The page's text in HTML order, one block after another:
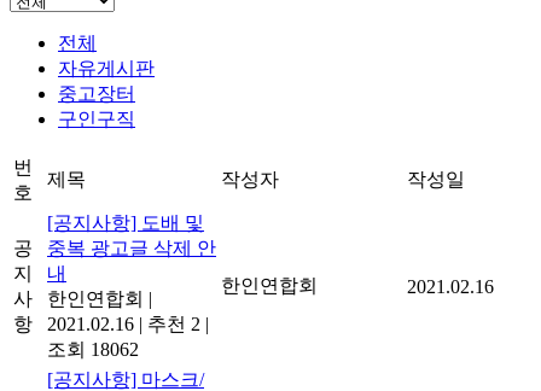
전체
자유게시판
중고장터
구인구직
번
호
제목 작성자 작성일
공
지
사
항
[공지사항] 도배 및
중복 광고글 삭제 안
내
한인연합회 |
2021.02.16 | 추천 2 |
조회 18062
한인연합회 2021.02.16
[공지사항] 마스크/